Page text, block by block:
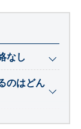
なし
のはどん